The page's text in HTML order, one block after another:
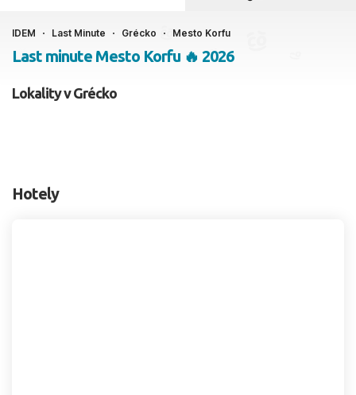
Ako cestujete?
2 dospelí, 0 deti
IDEM Last Minute Grécko Mesto Korfu
Last minute Mesto Korfu 🔥 2026
Lokality v Grécko
Hotely